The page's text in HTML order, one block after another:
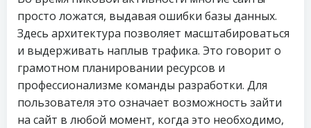
просто ложатся, выдавая ошибки базы данных.
Здесь архитектура позволяет масштабироваться
и выдерживать наплыв трафика. Это говорит о
грамотном планировании ресурсов и
профессионализме команды разработки. Для
пользователя это означает возможность зайти
на сайт в любой момент, когда это необходимо,